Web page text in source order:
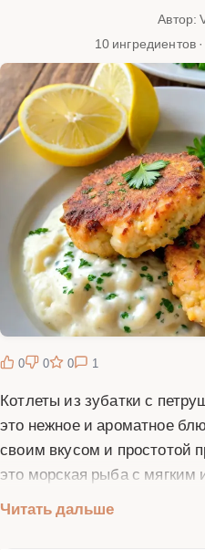
Автор:
10 ингредиентов
0 0 0 1
Котлеты из зубатки с
это нежное и ароматное
своим вкусом и простотой
это морская рыба с
петрушки придает блюду
Читать дальше